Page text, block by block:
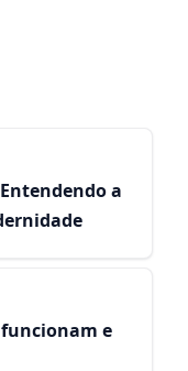
a
funcionam e